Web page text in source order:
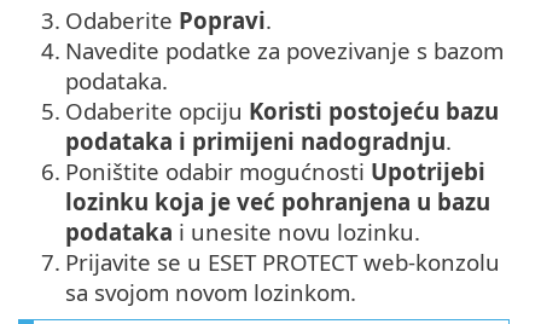
3. Odaberite Popravi.
4. Navedite podatke za povezivanje s bazom
podataka.
5. Odaberite opciju Koristi postojeću bazu
podataka i primijeni nadogradnju.
6. Poništite odabir mogućnosti Upotrijebi
lozinku koja je već pohranjena u bazu
podataka i unesite novu lozinku.
7. Prijavite se u ESET PROTECT web-konzolu
sa svojom novom lozinkom.